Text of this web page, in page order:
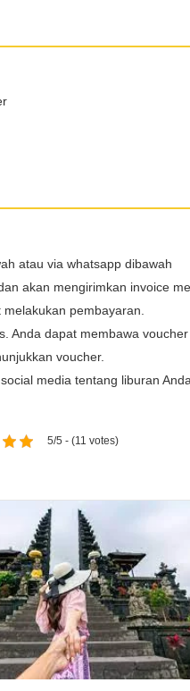
atau via whatsapp dibawah
akan mengirimkan invoice
pembayaran.
Anda dapat membawa voucher
voucher.
media tentang liburan
5/5 - (11 votes)